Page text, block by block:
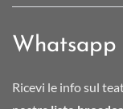
Whatsapp
Ricevi le info sul